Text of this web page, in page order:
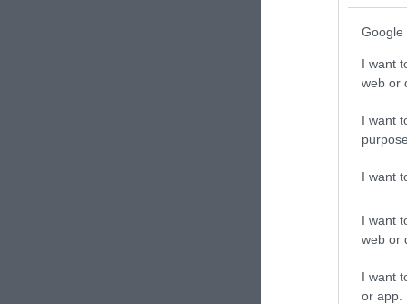
Google
I want
web or
I want
I want
I want
web or
I want
or app.